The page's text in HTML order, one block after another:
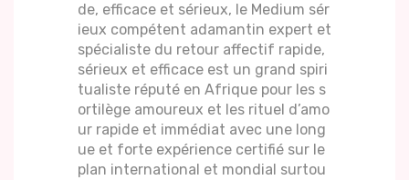
de, efficace et sérieux, le Medium sér
ieux compétent adamantin expert et
spécialiste du retour affectif rapide,
sérieux et efficace est un grand spiri
tualiste réputé en Afrique pour les s
ortilège amoureux et les rituel d’amo
ur rapide et immédiat avec une long
ue et forte expérience certifié sur le
plan international et mondial surtou